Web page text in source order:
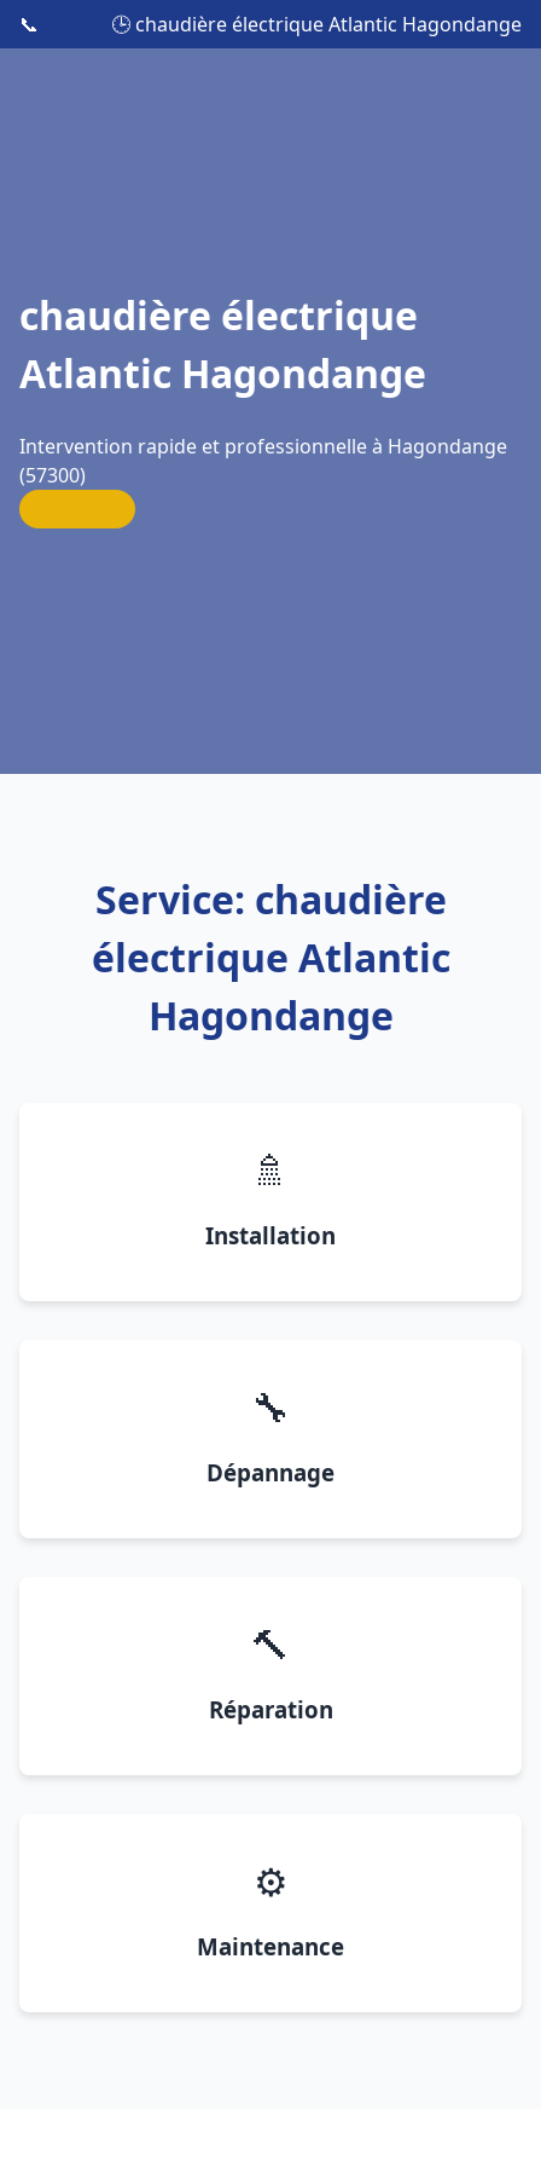
📞 🕒 chaudière électrique Atlantic Hagondange
chaudière électrique
Atlantic Hagondange
Intervention rapide et professionnelle à Hagondange
(57300)
Service: chaudière
électrique Atlantic
Hagondange
🚿
Installation
🔧
Dépannage
🔨
Réparation
⚙️
Maintenance